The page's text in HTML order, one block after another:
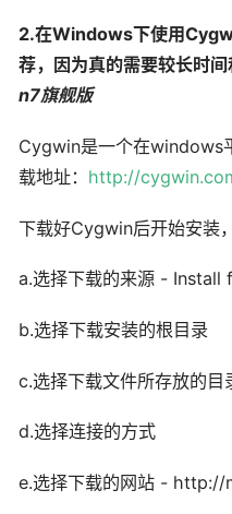
2.在Windows下使用
荐，因为真的需要较长时间
n7旗舰版
Cygwin是一个在windows
载地址： http://
下载好Cygwin后开始安装
a.选择下载的来源 - Install
b.选择下载安装的根目录
c.选择下载文件所存放的目
d.选择连接的方式
e.选择下载的网站 -